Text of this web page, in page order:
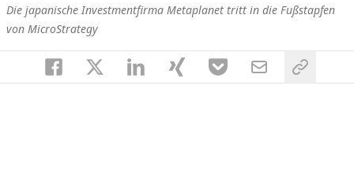
Die japanische Investmentfirma Metaplanet tritt in die Fußstapfen
von MicroStrategy